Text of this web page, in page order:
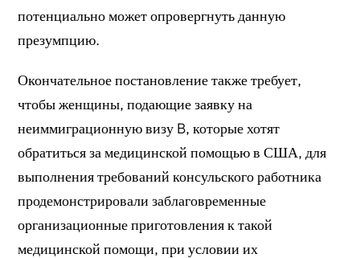
потенциально может опровергнуть данную
презумпцию.
Окончательное постановление также требует,
чтобы женщины, подающие заявку на
неиммиграционную визу B, которые хотят
обратиться за медицинской помощью в США, для
выполнения требований консульского работника
продемонстрировали заблаговременные
организационные приготовления к такой
медицинской помощи, при условии их